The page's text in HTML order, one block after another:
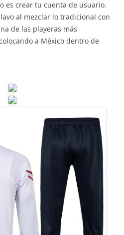
es crear tu cuenta de usuario.
al mezclar lo tradicional con
de las playeras más
a México dentro de